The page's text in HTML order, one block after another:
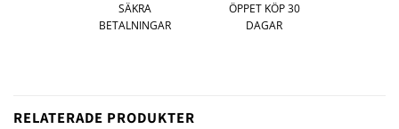
SÄKRA
BETALNINGAR
ÖPPET KÖP 30
DAGAR
RELATERADE PRODUKTER